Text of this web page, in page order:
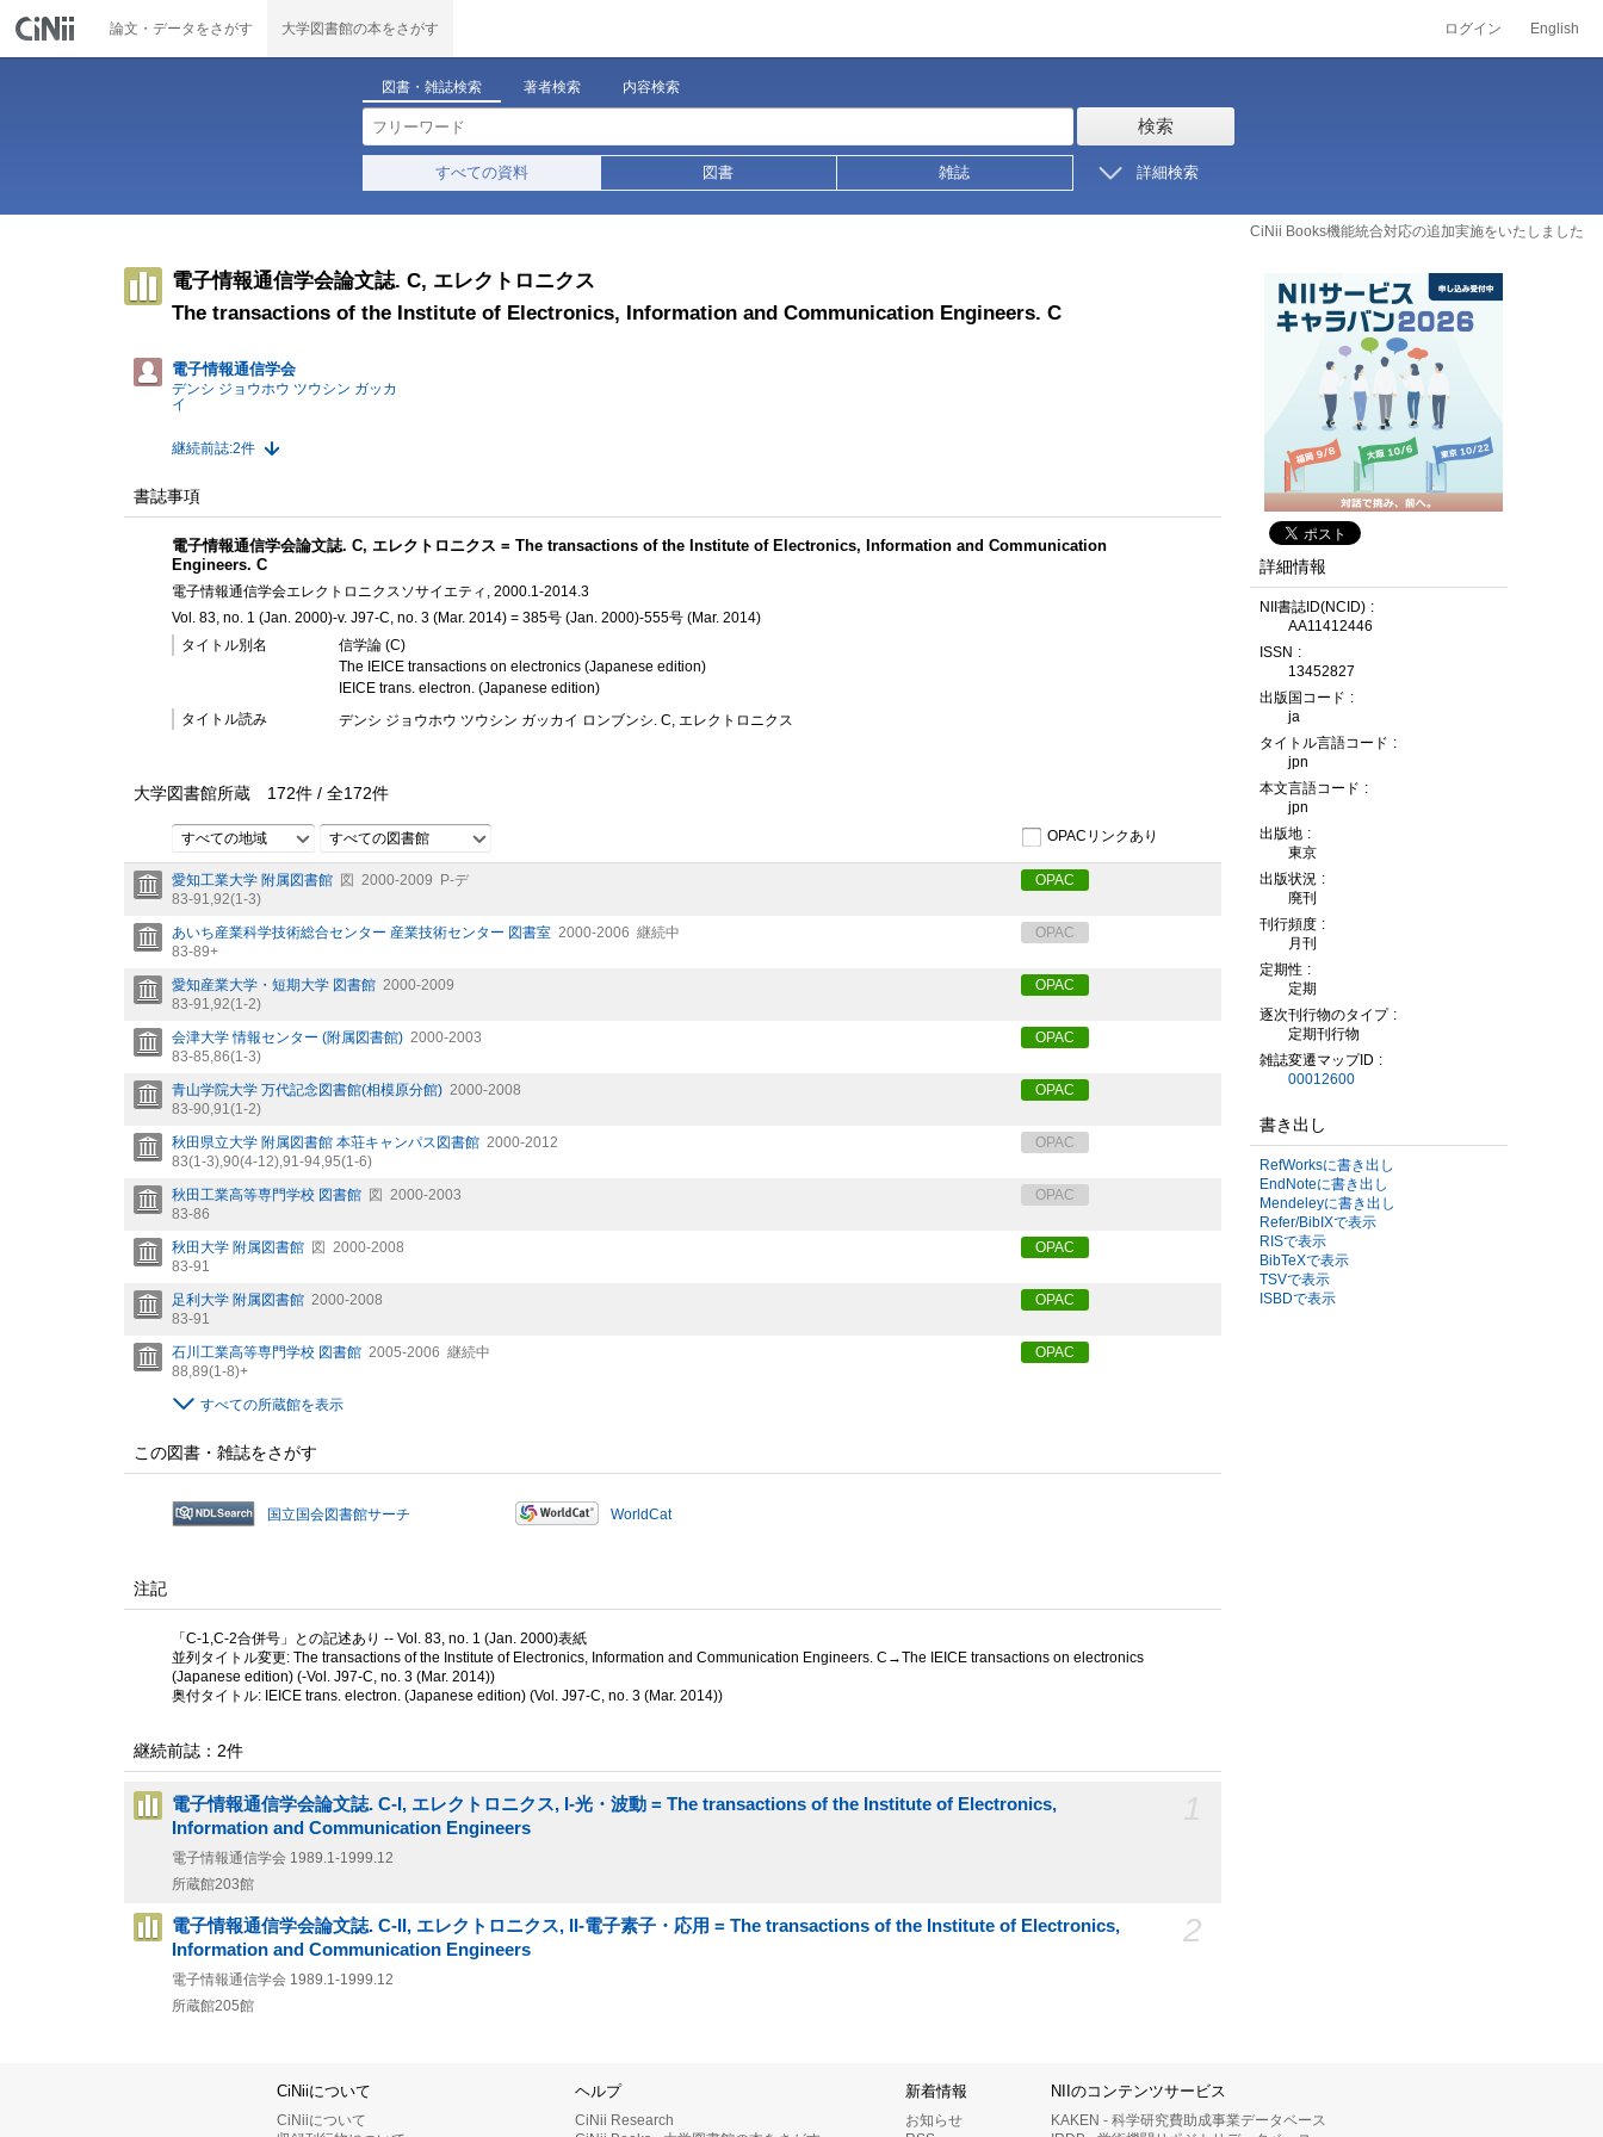
論文・データをさがす 大学図書館の本をさがす ログイン English
図書・雑誌検索 著者検索 内容検索
検索
すべての資料 図書 雑誌 詳細検索
CiNii Books機能統合対応の追加実施をいたしました
電子情報通信学会論文誌. C, エレクトロニクス
The transactions of the Institute of Electronics, Information and Communication Engineers. C
電子情報通信学会
デンシ ジョウホウ ツウシン ガッカ
イ
継続前誌:2件
書誌事項
電子情報通信学会論文誌. C, エレクトロニクス = The transactions of the Institute of Electronics, Information and Communication
Engineers. C
電子情報通信学会エレクトロニクスソサイエティ, 2000.1-2014.3
Vol. 83, no. 1 (Jan. 2000)-v. J97-C, no. 3 (Mar. 2014) = 385号 (Jan. 2000)-555号 (Mar. 2014)
タイトル別名
信学論 (C)
The IEICE transactions on electronics (Japanese edition)
IEICE trans. electron. (Japanese edition)
タイトル読み
デンシ ジョウホウ ツウシン ガッカイ ロンブンシ. C, エレクトロニクス
大学図書館所蔵 172件 / 全172件
すべての地域 すべての図書館 OPACリンクあり
愛知工業大学 附属図書館 図 2000-2009 P-デ
83-91, 92(1-3)
OPAC
あいち産業科学技術総合センター 産業技術センター 図書室 2000-2006 継続中
83-89+
OPAC
愛知産業大学・短期大学 図書館 2000-2009
83-91, 92(1-2)
OPAC
会津大学 情報センター (附属図書館) 2000-2003
83-85, 86(1-3)
OPAC
青山学院大学 万代記念図書館(相模原分館) 2000-2008
83-90, 91(1-2)
OPAC
秋田県立大学 附属図書館 本荘キャンパス図書館 2000-2012
83(1-3), 90(4-12), 91-94, 95(1-6)
OPAC
秋田工業高等専門学校 図書館 図 2000-2003
83-86
OPAC
秋田大学 附属図書館 図 2000-2008
83-91
OPAC
足利大学 附属図書館 2000-2008
83-91
OPAC
石川工業高等専門学校 図書館 2005-2006 継続中
88, 89(1-8)+
OPAC
すべての所蔵館を表示
この図書・雑誌をさがす
国立国会図書館サーチ WorldCat
注記
「C-1,C-2合併号」との記述あり -- Vol. 83, no. 1 (Jan. 2000)表紙
並列タイトル変更: The transactions of the Institute of Electronics, Information and Communication Engineers. C→The IEICE transactions on electronics
(Japanese edition) (-Vol. J97-C, no. 3 (Mar. 2014))
奥付タイトル: IEICE trans. electron. (Japanese edition) (Vol. J97-C, no. 3 (Mar. 2014))
継続前誌：2件
電子情報通信学会論文誌. C-I, エレクトロニクス, I-光・波動 = The transactions of the Institute of Electronics,
Information and Communication Engineers
電子情報通信学会 1989.1-1999.12
所蔵館203館
2
電子情報通信学会論文誌. C-II, エレクトロニクス, II-電子素子・応用 = The transactions of the Institute of Electronics,
Information and Communication Engineers
電子情報通信学会 1989.1-1999.12
所蔵館205館
詳細情報
NII書誌ID(NCID)
AA11412446
ISSN
13452827
出版国コード
ja
タイトル言語コード
jpn
本文言語コード
jpn
出版地
東京
出版状況
廃刊
刊行頻度
月刊
定期性
定期
逐次刊行物のタイプ
定期刊行物
雑誌変遷マップID
00012600
書き出し
RefWorksに書き出し
EndNoteに書き出し
Mendeleyに書き出し
Refer/BibIXで表示
RISで表示
BibTeXで表示
TSVで表示
ISBDで表示
CiNiiについて
CiNiiについて
ヘルプ
CiNii Research
新着情報
お知らせ
NIIのコンテンツサービス
KAKEN - 科学研究費助成事業データベース